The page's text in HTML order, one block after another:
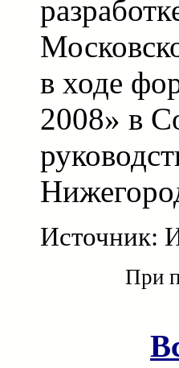
в ходе
2008» в
При